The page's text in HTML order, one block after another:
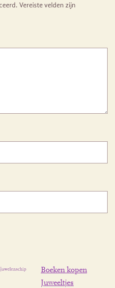
Vereiste velden zijn
Boeken kopen
Juweeltjes